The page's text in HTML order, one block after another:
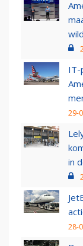
IT-
29-
in
28-